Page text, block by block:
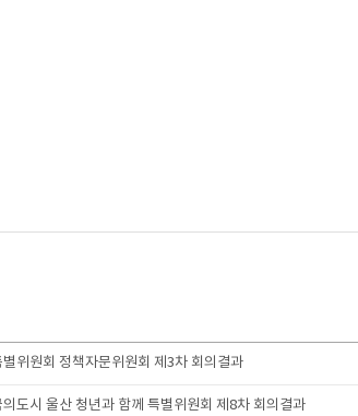
위원회 정책자문위원회 제3차 회의결과
도시 울산 청년과 함께 특별위원회 제8차 회의결과